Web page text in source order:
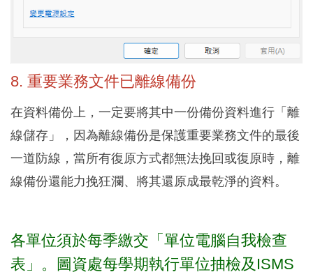
8. 重要業務文件已離線備份
在資料備份上，一定要將其中一份備份資料進行「離
線儲存」，因為離線備份是保護重要業務文件的最後
一道防線，當所有復原方式都無法挽回或復原時，離
線備份還能力挽狂瀾、將其還原成最乾淨的資料。
各單位須於每季繳交「 單位電腦自我檢查
表 」。
圖資處每學期執行單位抽檢及ISMS